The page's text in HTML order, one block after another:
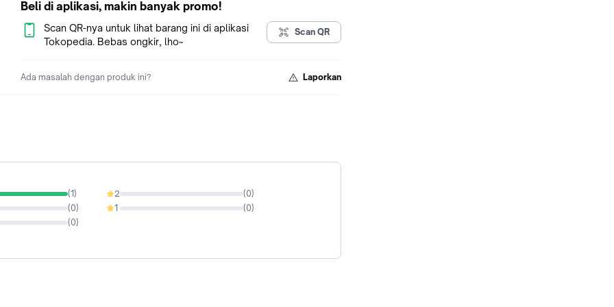
Terimakasih dan Happy Shopping
Beli di aplikasi, makin banyak promo!
Scan QR-nya untuk lihat barang ini di aplikasi
Tokopedia. Bebas ongkir, lho~
Scan QR
Ada masalah dengan produk ini? Laporkan
(1)
(0)
(0)
2 (0)
0%
1 (0)
0%